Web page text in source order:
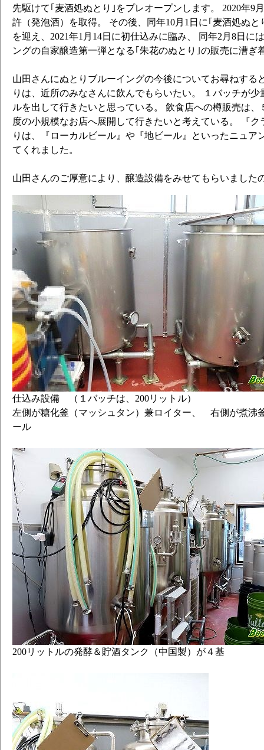
先駆けて｢麦酒処ぬとり｣をプレオープンします。 2020年9
許（発泡酒）を取得。 その後、同年10月1日に｢麦酒処ぬ
を迎え、2021年1月14日に初仕込みに臨み、 同年2月8日に
ングの自家醸造第一弾となる｢朱花のぬとり｣の販売に漕ぎ
山田さんにぬとりブルーイングの今後についてお尋ねする
りは、近所のみなさんに飲んでもらいたい。 １バッチが
ルを出して行きたいと思っている。 飲食店への樽販売は
度の小規模なお店へ展開して行きたいと考えている。 『
りは、『ローカルビール』や『地ビール』といったニュア
てくれました。
山田さんのご厚意により、醸造設備をみせてもらいました
仕込み設備 （１バッチは、200リットル）
左側が糖化釜（マッシュタン）兼ロイター、 右側が煮沸
ール
200リットルの発酵＆貯酒タンク（中国製）が４基